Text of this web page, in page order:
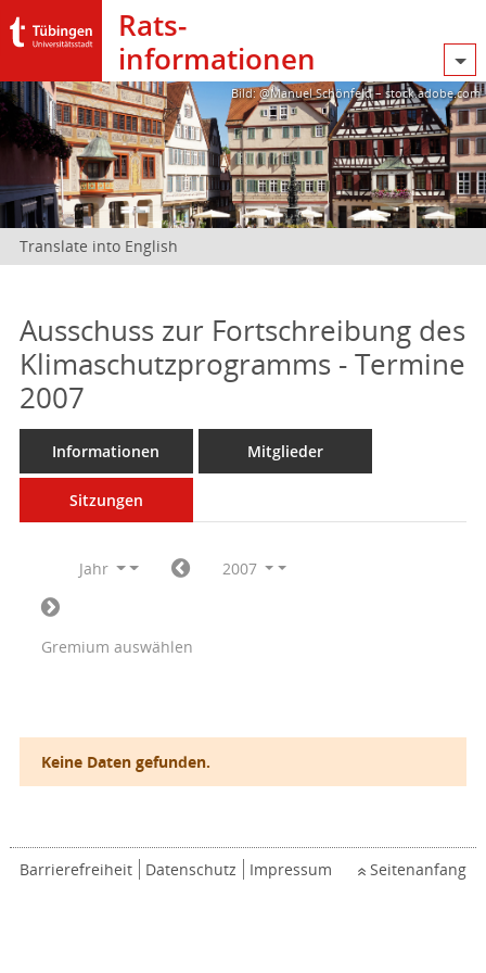
Rats­
informationen
Bild: @Manuel Schönfeld – stock.adobe.com
Translate into English
Ausschuss zur Fortschreibung des
Klimaschutzprogramms - Termine
2007
Informationen Mitglieder
Sitzungen
Jahr 2007
Gremium auswählen
Keine Daten gefunden.
Barrierefreiheit Datenschutz Impressum Seitenanfang